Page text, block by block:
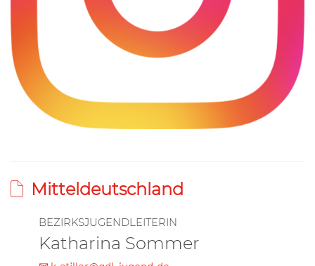
Mitteldeutschland
BEZIRKSJUGENDLEITERIN
Katharina Sommer